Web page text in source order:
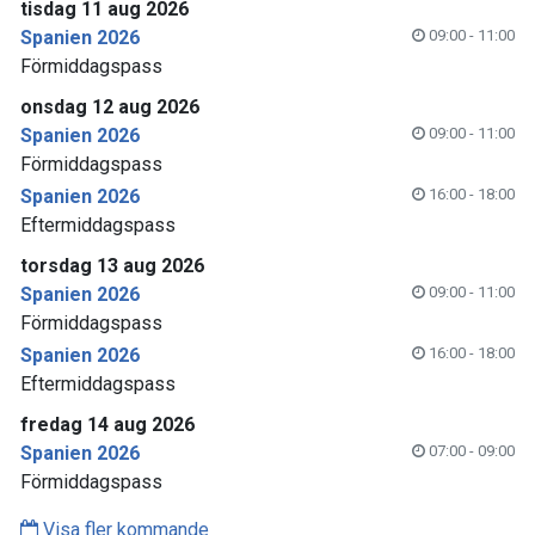
tisdag 11 aug 2026
Spanien 2026
09:00 - 11:00
Förmiddagspass
onsdag 12 aug 2026
Spanien 2026
09:00 - 11:00
Förmiddagspass
Spanien 2026
16:00 - 18:00
Eftermiddagspass
torsdag 13 aug 2026
Spanien 2026
09:00 - 11:00
Förmiddagspass
Spanien 2026
16:00 - 18:00
Eftermiddagspass
fredag 14 aug 2026
Spanien 2026
07:00 - 09:00
Förmiddagspass
Visa fler kommande